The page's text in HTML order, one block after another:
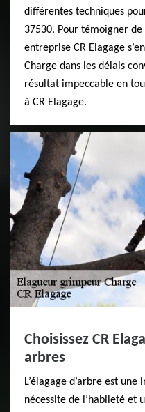
différentes techniques
37530. Pour témoigner
entreprise CR Elagage
Charge dans les délais
résultat impeccable en
à CR Elagage.
Choisissez CR
arbres
L’élagage d’arbre est
nécessite de l’habileté et